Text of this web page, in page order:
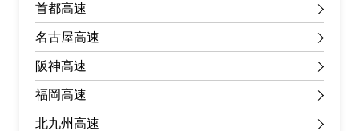
首都高速
名古屋高速
阪神高速
福岡高速
北九州高速